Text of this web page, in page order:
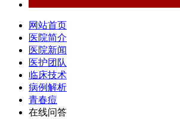
网站首页
医院简介
医院新闻
医护团队
临床技术
病例解析
青春痘
在线问答